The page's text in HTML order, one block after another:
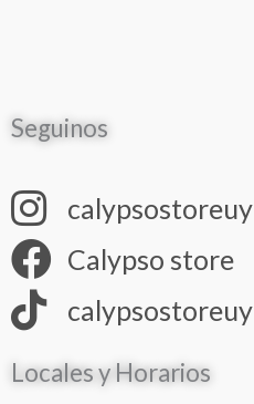
Seguinos
calypsostoreuy
Calypso store
calypsostoreuy
Locales y Horarios